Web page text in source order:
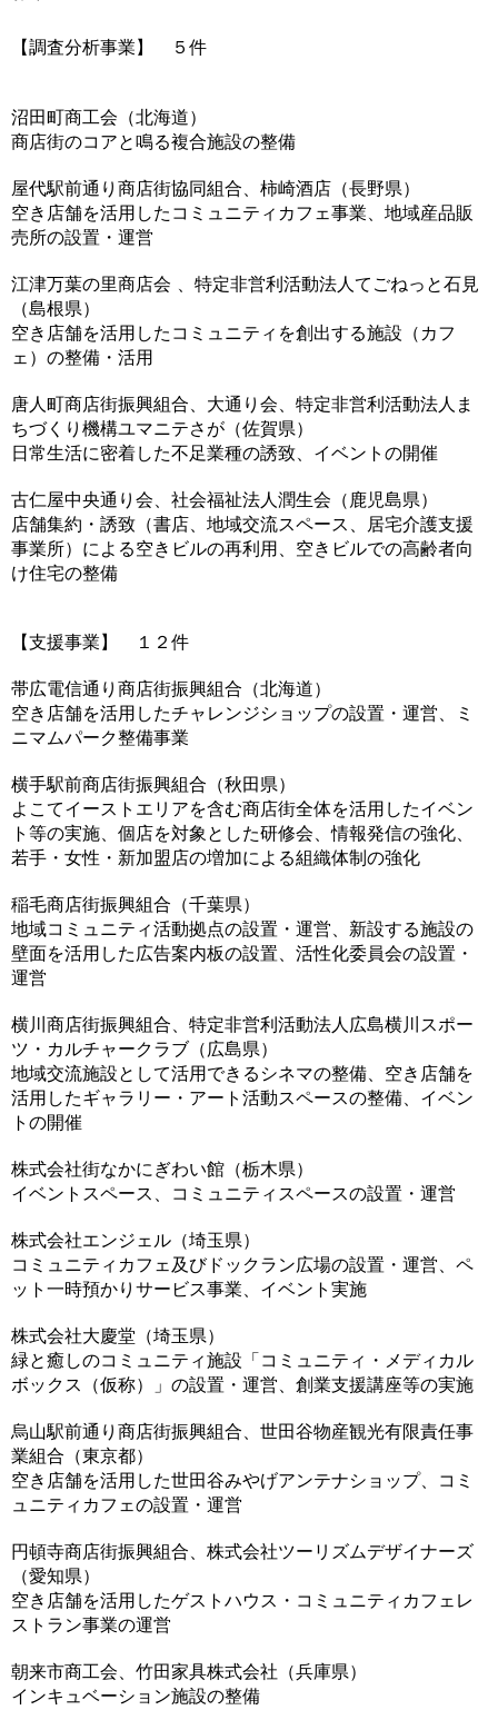
【調査分析事業】 ５件
沼田町商工会（北海道）
商店街のコアと鳴る複合施設の整備
屋代駅前通り商店街協同組合、柿崎酒店（長野県）
空き店舗を活用したコミュニティカフェ事業、地域産品販
売所の設置・運営
江津万葉の里商店会 、特定非営利活動法人てごねっと石見
（島根県）
空き店舗を活用したコミュニティを創出する施設（カフ
ェ）の整備・活用
唐人町商店街振興組合、大通り会、特定非営利活動法人ま
ちづくり機構ユマニテさが（佐賀県）
日常生活に密着した不足業種の誘致、イベントの開催
古仁屋中央通り会、社会福祉法人潤生会（鹿児島県）
店舗集約・誘致（書店、地域交流スペース、居宅介護支援
事業所）による空きビルの再利用、空きビルでの高齢者向
け住宅の整備
【支援事業】 １２件
帯広電信通り商店街振興組合（北海道）
空き店舗を活用したチャレンジショップの設置・運営、ミ
ニマムパーク整備事業
横手駅前商店街振興組合（秋田県）
よこてイーストエリアを含む商店街全体を活用したイベン
ト等の実施、個店を対象とした研修会、情報発信の強化、
若手・女性・新加盟店の増加による組織体制の強化
稲毛商店街振興組合（千葉県）
地域コミュニティ活動拠点の設置・運営、新設する施設の
壁面を活用した広告案内板の設置、活性化委員会の設置・
運営
横川商店街振興組合、特定非営利活動法人広島横川スポー
ツ・カルチャークラブ（広島県）
地域交流施設として活用できるシネマの整備、空き店舗を
活用したギャラリー・アート活動スペースの整備、イベン
トの開催
株式会社街なかにぎわい館（栃木県）
イベントスペース、コミュニティスペースの設置・運営
株式会社エンジェル（埼玉県）
コミュニティカフェ及びドックラン広場の設置・運営、ペ
ット一時預かりサービス事業、イベント実施
株式会社大慶堂（埼玉県）
緑と癒しのコミュニティ施設「コミュニティ・メディカル
ボックス（仮称）」の設置・運営、創業支援講座等の実施
烏山駅前通り商店街振興組合、世田谷物産観光有限責任事
業組合（東京都）
空き店舗を活用した世田谷みやげアンテナショップ、コミ
ュニティカフェの設置・運営
円頓寺商店街振興組合、株式会社ツーリズムデザイナーズ
（愛知県）
空き店舗を活用したゲストハウス・コミュニティカフェレ
ストラン事業の運営
朝来市商工会、竹田家具株式会社（兵庫県）
インキュベーション施設の整備